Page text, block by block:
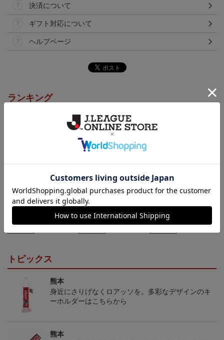
決済について
ギフト対応について
ヘルプページ
ランキング
カーサンシェード（傘
2026アロハシャツ
5,500円
2026コンフィットシャツ
（襟付き）
5,500円
トピックス
熊本
身近にさりげなくロアッソを。多彩なデザインのキ
ーホルダーはこちらから
熊本